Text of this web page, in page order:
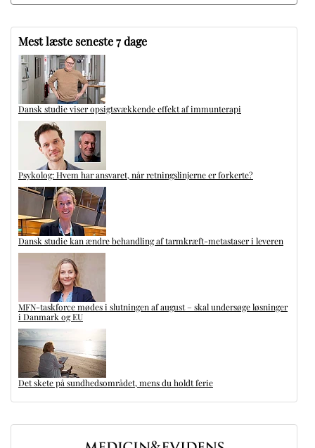
Mest læste seneste 7 dage
Dansk studie viser opsigtsvækkende effekt af immunterapi
Psykolog: Hvem har ansvaret, når retningslinjerne er forkerte?
Dansk studie kan ændre behandling af tarmkræft-metastaser i leveren
MFN-taskforce mødes i slutningen af august – skal undersøge løsninger
i Danmark og EU
Det skete på sundhedsområdet, mens du holdt ferie